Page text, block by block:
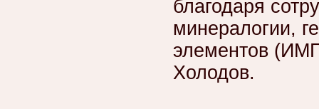
благодаря
минералогии,
элементов
Холодов.